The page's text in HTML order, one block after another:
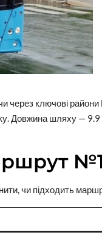
через ключові
Довжина шляху —
чи підходить